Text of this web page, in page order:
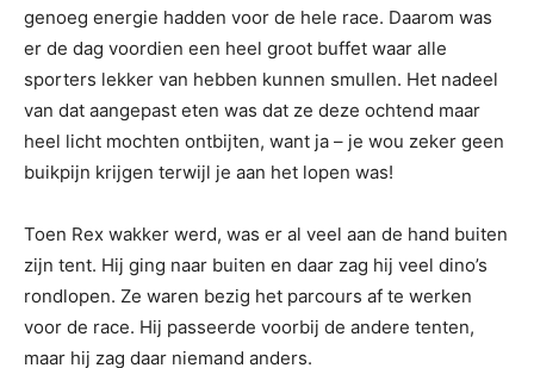
genoeg energie hadden voor de hele race. Daarom was
er de dag voordien een heel groot buffet waar alle
sporters lekker van hebben kunnen smullen. Het nadeel
van dat aangepast eten was dat ze deze ochtend maar
heel licht mochten ontbijten, want ja – je wou zeker geen
buikpijn krijgen terwijl je aan het lopen was!
Toen Rex wakker werd, was er al veel aan de hand buiten
zijn tent. Hij ging naar buiten en daar zag hij veel dino’s
rondlopen. Ze waren bezig het parcours af te werken
voor de race. Hij passeerde voorbij de andere tenten,
maar hij zag daar niemand anders.